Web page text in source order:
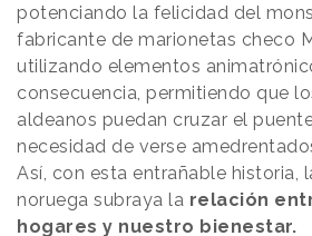
potenciando la felicidad del
fabricante de marionetas checo
utilizando elementos
consecuencia, permitiendo que
aldeanos puedan cruzar el
necesidad de verse
Así, con esta entrañable historia,
noruega subraya la relación
hogares y nuestro bienestar.